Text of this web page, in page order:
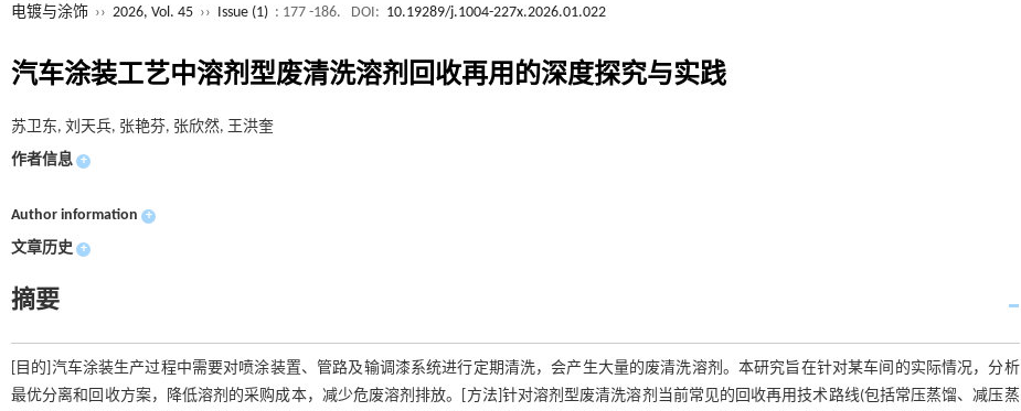
电镀与涂饰 ›› 2026, Vol. 45 ›› Issue (1) : 177 -186. DOI: 10.19289/j.1004-227x.2026.01.022
汽车涂装工艺中溶剂型废清洗溶剂回收再用的深度探究与实践
苏卫东, 刘天兵, 张艳芬, 张欣然, 王洪奎
作者信息 +
Author information +
文章历史 +
摘要
[目的]汽车涂装生产过程中需要对喷涂装置、管路及输调漆系统进行定期清洗，会产生大量的废清洗溶剂。本研究旨在针对某车间的实际情况，分析
最优分离和回收方案，降低溶剂的采购成本，减少危废溶剂排放。[方法]针对溶剂型废清洗溶剂当前常见的回收再用技术路线(包括常压蒸馏、减压蒸